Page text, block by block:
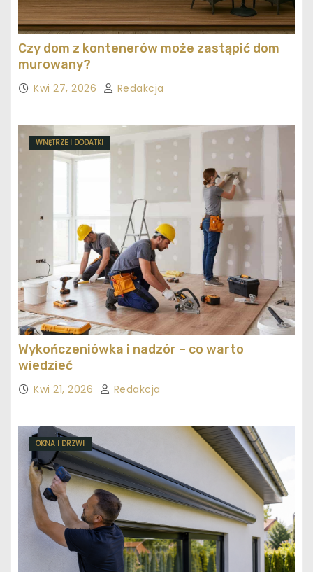
Czy dom z kontenerów może zastąpić dom
murowany?
Kwi 27, 2026 Redakcja
WNĘTRZE I DODATKI
Wykończeniówka i nadzór – co warto
wiedzieć
Kwi 21, 2026 Redakcja
OKNA I DRZWI